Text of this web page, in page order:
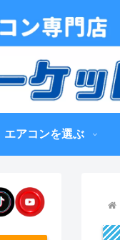
エアコンを選ぶ